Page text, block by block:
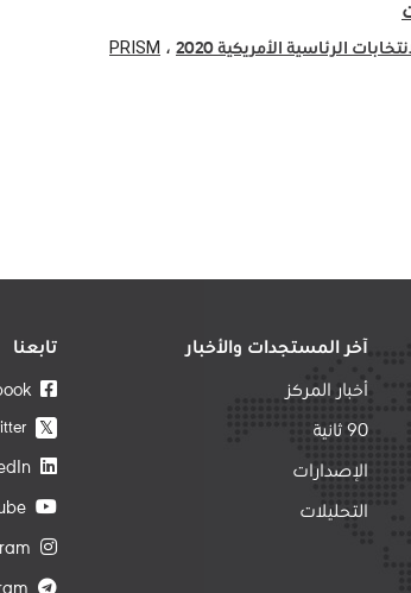
الرئاسية الأمريكية 2020 ، PRISM
آخر المستجدات والأخبار
أخبار المركز
90 ثانية
الإصدارات
التحليلات
تابعنا
Facebook
𝕏
LinkedIn
Youtube